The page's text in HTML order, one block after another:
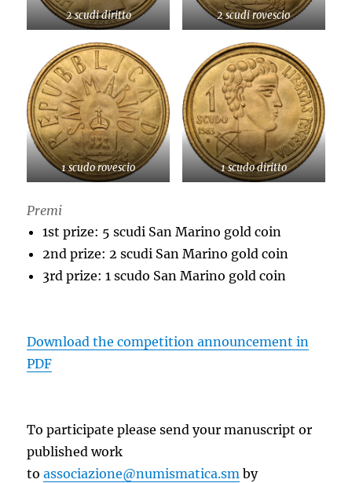
2 scudi diritto 2 scudi rovescio
1 scudo rovescio 1 scudo diritto
Premi
1st prize: 5 scudi San Marino gold coin
2nd prize: 2 scudi San Marino gold coin
3rd prize: 1 scudo San Marino gold coin
Download the competition announcement in
PDF
To participate please send your manuscript or
published work
toassociazione@numismatica.sm by